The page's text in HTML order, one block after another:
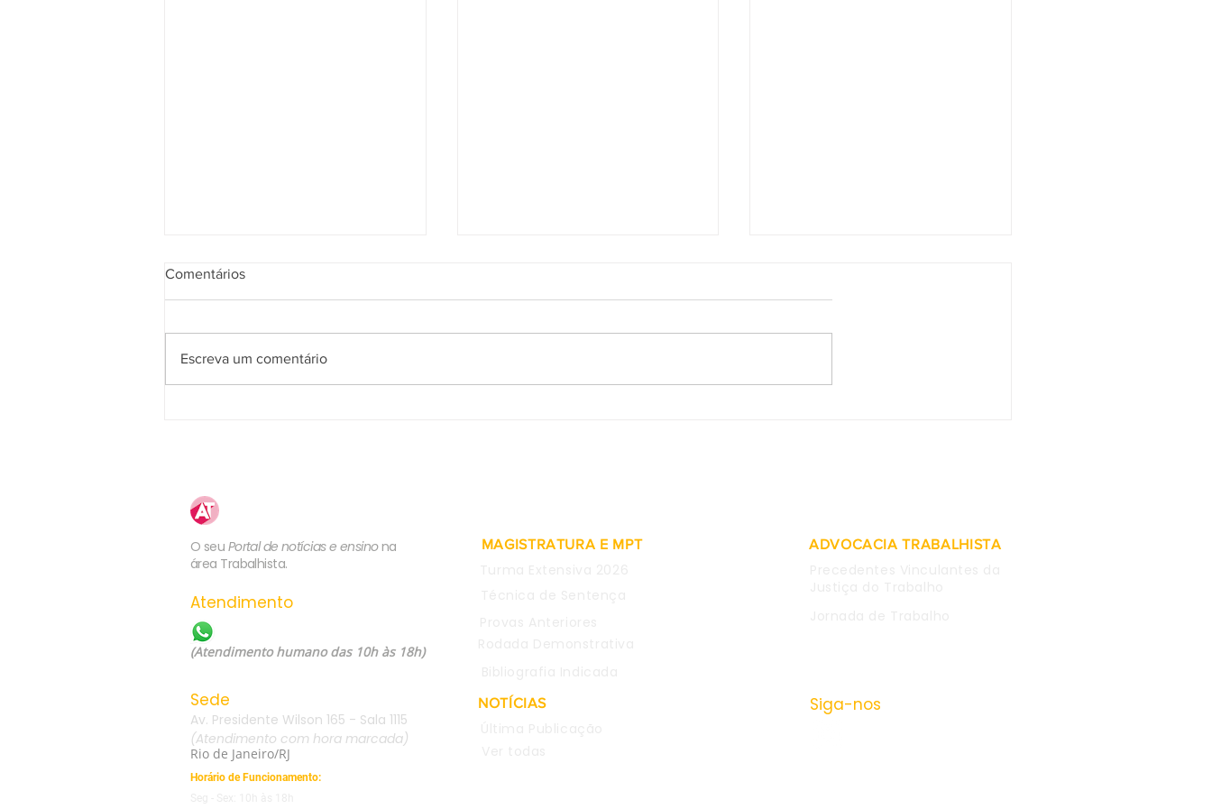
Comentários
Escreva um comentário
O seu Portal de notícias e ensino na
área Trabalhista.
Atendimento
(Atendimento humano das 10h às 18h)
Sede
Av. Presidente Wilson 165 - Sala 1115
(Atendimento com hora marcada)
Rio de Janeiro/RJ
MAGISTRATURA E MPT
NOTÍCIAS
ADVOCACIA TRABALHISTA
Siga-nos
Horário de Funcionamento: